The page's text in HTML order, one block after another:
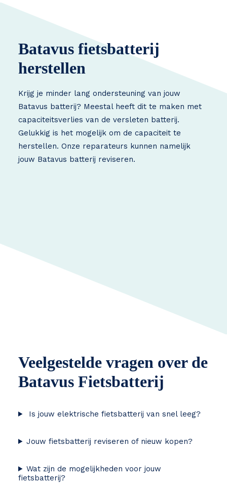
Batavus fietsbatterij
herstellen
Krijg je minder lang ondersteuning van jouw
Batavus batterij? Meestal heeft dit te maken met
capaciteitsverlies van de versleten batterij.
Gelukkig is het mogelijk om de capaciteit te
herstellen. Onze reparateurs kunnen namelijk
jouw Batavus batterij reviseren.
Veelgestelde vragen over de
Batavus Fietsbatterij
Is jouw elektrische fietsbatterij van snel leeg?
Jouw fietsbatterij reviseren of nieuw kopen?
Wat zijn de mogelijkheden voor jouw
fietsbatterij?